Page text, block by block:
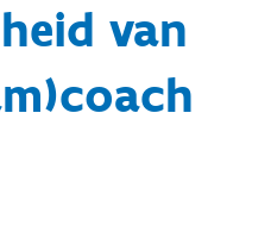
van